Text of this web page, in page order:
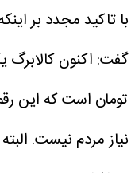
با تاکید مجدد بر
تومان است که این
نیاز مردم نیست.